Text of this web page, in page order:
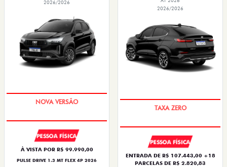
2026/2026
PREÇO IMPERDÍVEL
PESSOA FÍSICA
À VISTA POR R$ 99.990,00
PULSE DRIVE 1.3 MT FLEX 4P 2026
2026/2026
PREÇO IMPERDÍVEL
PESSOA FÍSICA
ENTRADA DE R$ 107.443,00 +18
PARCELAS DE R$ 2.820,83